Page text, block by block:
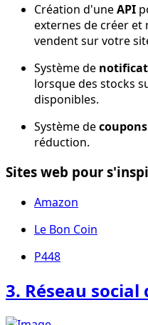
Création d'uneAPI
externes de créer
vendent sur votre
Système de
lorsque des stocks
disponibles.
Système decoupons
réduction.
Sites web pour
Amazon
Le Bon Coin
P448
3. Réseau